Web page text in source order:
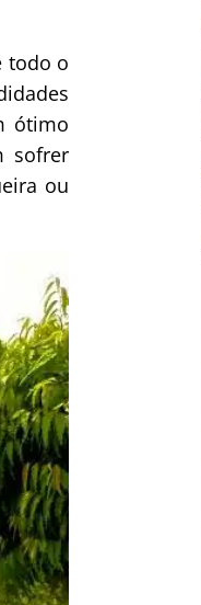
todo o
ótimo
sofrer
ou